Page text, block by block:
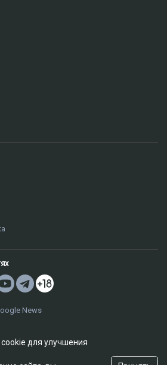
News
для улучшения